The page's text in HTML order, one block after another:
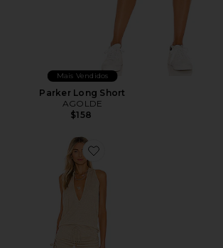
Mais Vendidos
Parker Long Short
AGOLDE
$158
Favorite Cosita Buena Mini Dress